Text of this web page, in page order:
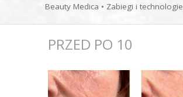
Beauty Medica • Zabiegi i technologie
PRZED PO 10